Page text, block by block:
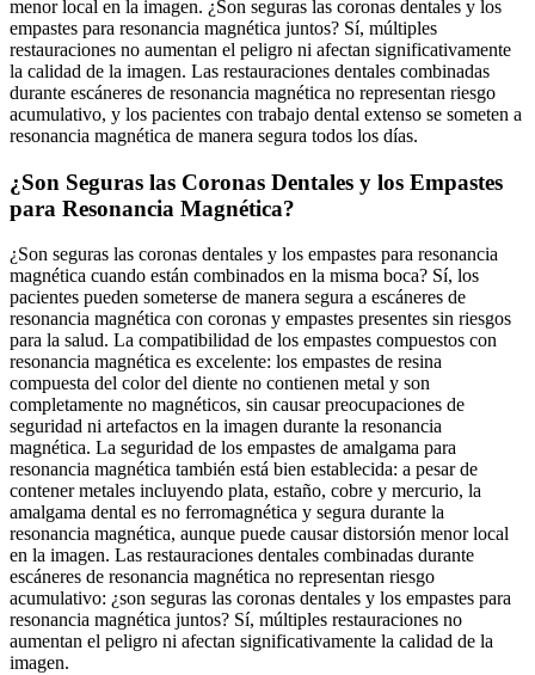
menor local en la imagen. ¿Son seguras las coronas dentales y los
empastes para resonancia magnética juntos? Sí, múltiples
restauraciones no aumentan el peligro ni afectan significativamente
la calidad de la imagen. Las restauraciones dentales combinadas
durante escáneres de resonancia magnética no representan riesgo
acumulativo, y los pacientes con trabajo dental extenso se someten a
resonancia magnética de manera segura todos los días.
¿Son Seguras las Coronas Dentales y los Empastes
para Resonancia Magnética?
¿Son seguras las coronas dentales y los empastes para resonancia
magnética cuando están combinados en la misma boca? Sí, los
pacientes pueden someterse de manera segura a escáneres de
resonancia magnética con coronas y empastes presentes sin riesgos
para la salud. La compatibilidad de los empastes compuestos con
resonancia magnética es excelente: los empastes de resina
compuesta del color del diente no contienen metal y son
completamente no magnéticos, sin causar preocupaciones de
seguridad ni artefactos en la imagen durante la resonancia
magnética. La seguridad de los empastes de amalgama para
resonancia magnética también está bien establecida: a pesar de
contener metales incluyendo plata, estaño, cobre y mercurio, la
amalgama dental es no ferromagnética y segura durante la
resonancia magnética, aunque puede causar distorsión menor local
en la imagen. Las restauraciones dentales combinadas durante
escáneres de resonancia magnética no representan riesgo
acumulativo: ¿son seguras las coronas dentales y los empastes para
resonancia magnética juntos? Sí, múltiples restauraciones no
aumentan el peligro ni afectan significativamente la calidad de la
imagen.